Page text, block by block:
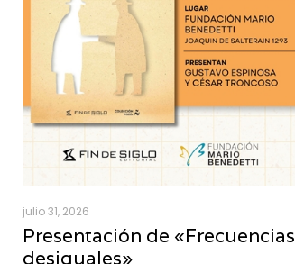
julio 31, 2026
Presentación de «Frecuencias
desiguales»